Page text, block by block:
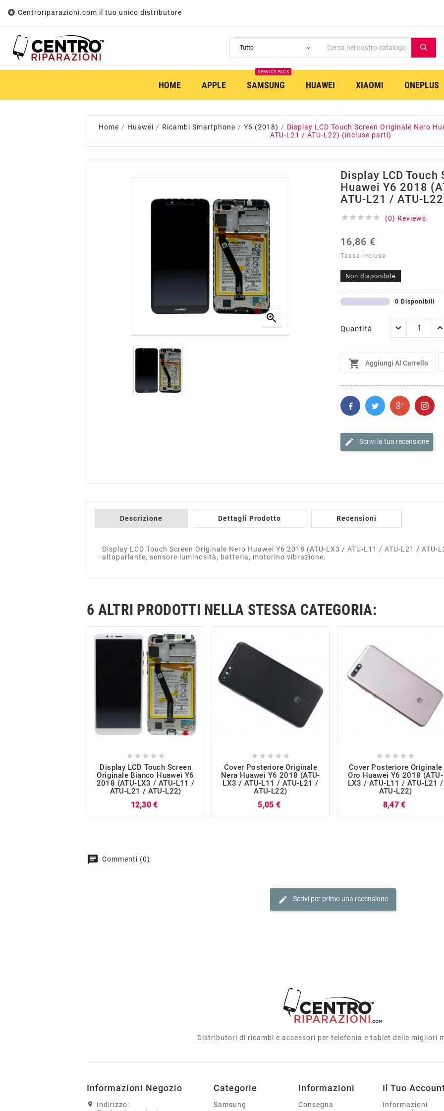
 Centroriparazioni.com il tuo unico distributore
HOME APPLE SAMSUNG
SERVICE PACK
HUAWEI XIAOMI ONEPLUS
Home Huawei Ricambi Smartphone Y6 (2018)
Display LCD Touch Screen Originale Nero
ATU-L21 / ATU-L22) (incluse parti)

Display LCD
Huawei Y6 2018
ATU-L21 / ATU-
     (0) Reviews
16,86 €
Tasse incluse
Non disponibile
0 Disponibili
Quantità
 Aggiungi Al Carrello
edit Scrivi la tua recensione
Descrizione Dettagli Prodotto Recensioni
Display LCD Touch Screen Originale Nero Huawei Y6 2018 (ATU-LX3 / ATU-L11 / ATU-L21 / ATU-
altoparlante, sensore luminosità, batteria, motorino vibrazione.
6 ALTRI PRODOTTI NELLA STESSA CATEGORIA:
    
Display LCD Touch Screen
Originale Bianco Huawei Y6
2018 (ATU-LX3 / ATU-L11 /
ATU-L21 / ATU-L22)
12,30 €
    
Cover Posteriore Originale
Nera Huawei Y6 2018 (ATU-
LX3 / ATU-L11 / ATU-L21 /
ATU-L22)
5,05 €
    
Cover Posteriore Originale
Oro Huawei Y6 2018 (ATU-
LX3 / ATU-L11 / ATU-L21 /
ATU-L22)
8,47 €
chat Commenti (0)
edit Scrivi per primo una recensione
Distributori di ricambi e accessori per telefonia e tablet delle migliori
Informazioni Negozio
Indirizzo:
Categorie
Samsung
Informazioni
Consegna
Il Tuo
Informazioni